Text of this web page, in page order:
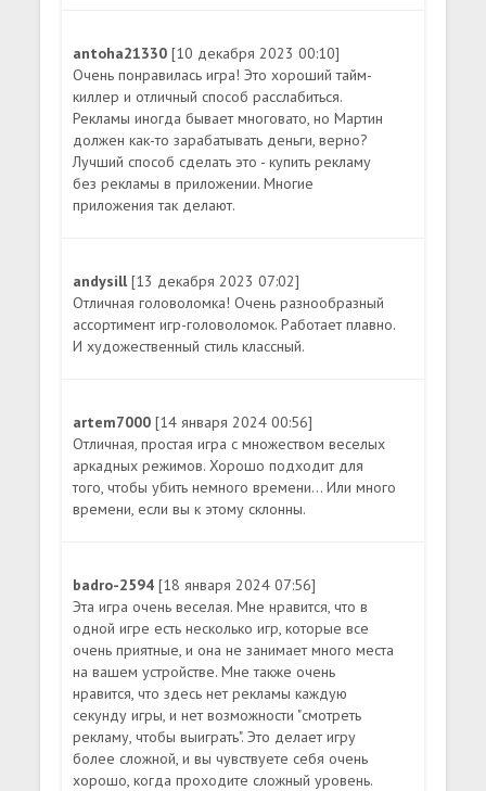
antoha21330[10 декабря 2023 00:10]
Очень понравилась игра! Это хороший тайм-
киллер и отличный способ расслабиться.
Рекламы иногда бывает многовато, но Мартин
должен как-то зарабатывать деньги, верно?
Лучший способ сделать это - купить рекламу
без рекламы в приложении. Многие
приложения так делают.
andysill[13 декабря 2023 07:02]
Отличная головоломка! Очень разнообразный
ассортимент игр-головоломок. Работает плавно.
И художественный стиль классный.
artem7000[14 января 2024 00:56]
Отличная, простая игра с множеством веселых
аркадных режимов. Хорошо подходит для
того, чтобы убить немного времени... Или много
времени, если вы к этому склонны.
badro-2594[18 января 2024 07:56]
Эта игра очень веселая. Мне нравится, что в
одной игре есть несколько игр, которые все
очень приятные, и она не занимает много места
на вашем устройстве. Мне также очень
нравится, что здесь нет рекламы каждую
секунду игры, и нет возможности "смотреть
рекламу, чтобы выиграть". Это делает игру
более сложной, и вы чувствуете себя очень
хорошо, когда проходите сложный уровень.